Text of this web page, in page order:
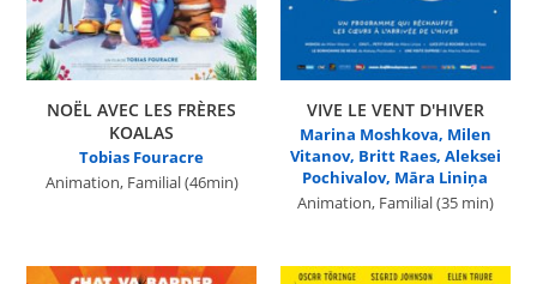
NOËL AVEC LES FRÈRES
KOALAS
Tobias Fouracre
Animation, Familial(46min)
VIVE LE VENT D'HIVER
Marina Moshkova, Milen
Vitanov, Britt Raes, Aleksei
Pochivalov, Māra Liniņa
Animation, Familial(35 min)